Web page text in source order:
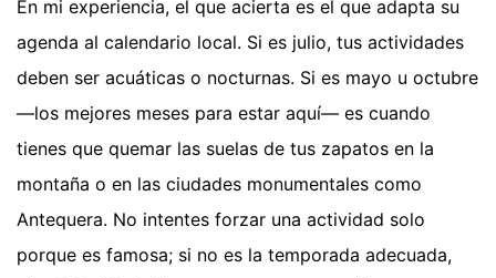
En mi experiencia, el que acierta es el que adapta su
agenda al calendario local. Si es julio, tus actividades
deben ser acuáticas o nocturnas. Si es mayo u octubre
—los mejores meses para estar aquí— es cuando
tienes que quemar las suelas de tus zapatos en la
montaña o en las ciudades monumentales como
Antequera. No intentes forzar una actividad solo
porque es famosa; si no es la temporada adecuada,